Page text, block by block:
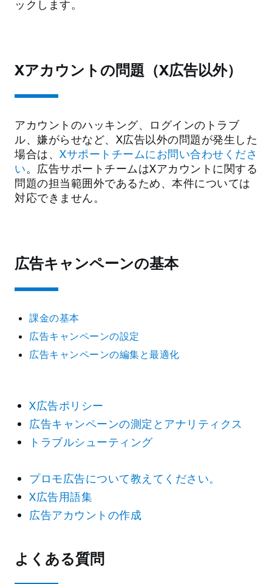
ックします。
Xアカウントの問題（X広告以外）
アカウントのハッキング、ログインのトラブ
ル、嫌がらせなど、X広告以外の問題が発生した
場合は、 Xサポートチームにお問い合わせくださ
い。広告サポートチームはXアカウントに関する
問題の担当範囲外であるため、本件については
対応できません。
広告キャンペーンの基本
課金の基本
広告キャンペーンの設定
広告キャンペーンの編集と最適化
X広告ポリシー
広告キャンペーンの測定とアナリティクス
トラブルシューティング
プロモ広告について教えてください。
X広告用語集
広告アカウントの作成
よくある質問